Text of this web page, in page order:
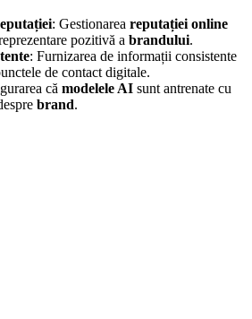
: Gestionarea reputației online
pozitivă a brandului.
: Furnizarea de informații consistente
de contact digitale.
că modelele AI sunt antrenate cu
brand.